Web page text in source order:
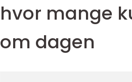
hvor mange
om dagen